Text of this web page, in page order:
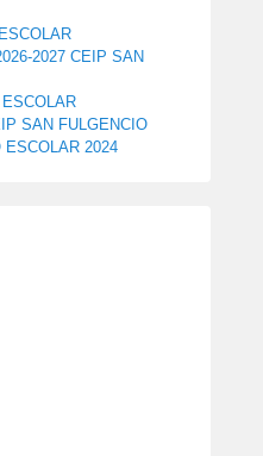
2027 CEIP SAN
SAN FULGENCIO
ESCOLAR 2024